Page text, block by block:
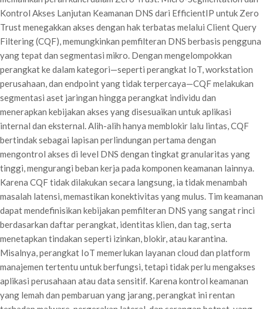
Kontrol Akses Lanjutan Keamanan DNS dari EfficientIP untuk Zero
Trust menegakkan akses dengan hak terbatas melalui Client Query
Filtering (CQF), memungkinkan pemfilteran DNS berbasis pengguna
yang tepat dan segmentasi mikro. Dengan mengelompokkan
perangkat ke dalam kategori—seperti perangkat IoT, workstation
perusahaan, dan endpoint yang tidak terpercaya—CQF melakukan
segmentasi aset jaringan hingga perangkat individu dan
menerapkan kebijakan akses yang disesuaikan untuk aplikasi
internal dan eksternal. Alih-alih hanya memblokir lalu lintas, CQF
bertindak sebagai lapisan perlindungan pertama dengan
mengontrol akses di level DNS dengan tingkat granularitas yang
tinggi, mengurangi beban kerja pada komponen keamanan lainnya.
Karena CQF tidak dilakukan secara langsung, ia tidak menambah
masalah latensi, memastikan konektivitas yang mulus. Tim keamanan
dapat mendefinisikan kebijakan pemfilteran DNS yang sangat rinci
berdasarkan daftar perangkat, identitas klien, dan tag, serta
menetapkan tindakan seperti izinkan, blokir, atau karantina.
Misalnya, perangkat IoT memerlukan layanan cloud dan platform
manajemen tertentu untuk berfungsi, tetapi tidak perlu mengakses
aplikasi perusahaan atau data sensitif. Karena kontrol keamanan
yang lemah dan pembaruan yang jarang, perangkat ini rentan